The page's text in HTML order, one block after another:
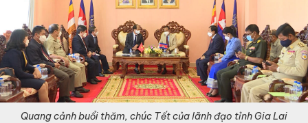
Quang cảnh buổi thăm, chúc Tết của lãnh đạo tỉnh Gia Lai